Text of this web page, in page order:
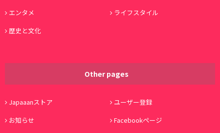
エンタメ
ライフスタイル
歴史と文化
Other pages
Japaaanストア
ユーザー登録
お知らせ
Facebookページ